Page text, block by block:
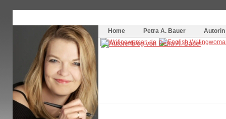
Home
Petra A. Bauer Autorin